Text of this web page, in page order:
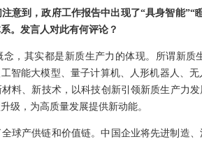
注意到，政府工作报告中出现了“具身智能
。发言人对此有何评论？
，其实都是新质生产力的体现。所谓新
智能大模型、量子计算机、人形机器人、
料、新技术，以科技创新引领新质生产力
级，为高质量发展提供新动能。
球产供链和价值链。中国企业将先进制造